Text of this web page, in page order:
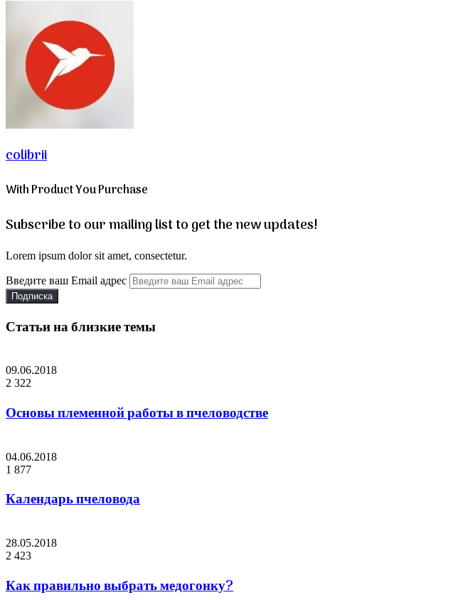
colibrii
With Product You Purchase
Subscribe to our mailing list to get the new updates!
Lorem ipsum dolor sit amet, consectetur.
Введите ваш Email адрес
Статьи на близкие темы
09.06.2018
2 322
Основы племенной работы в пчеловодстве
04.06.2018
1 877
Календарь пчеловода
28.05.2018
2 423
Как правильно выбрать медогонку?